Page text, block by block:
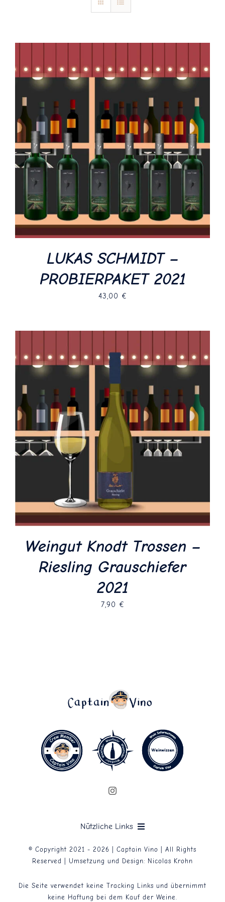
LUKAS SCHMIDT –
PROBIERPAKET 2021
43,00 €
Weingut Knodt Trossen –
Riesling Grauschiefer
2021
7,90 €
Nützliche Links
Datenschutzerklärung
Impressum
© Copyright 2021 - 2026 | Captain Vino | All Rights
Reserved | Umsetzung und Design: Nicolas Krohn
Die Seite verwendet keine Tracking Links und übernimmt
keine Haftung bei dem Kauf der Weine.